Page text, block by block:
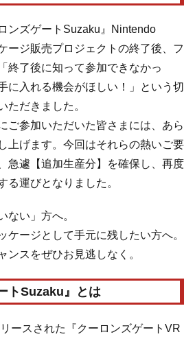
ンズゲートSuzaku』Nintendo
ージ販売プロジェクトの終了後、フ
終了後に知って参加できなかっ
に入れる機会がほしい！」という切
ただきました。
ご参加いただいた皆さまには、あら
上げます。今回はそれらの熱いご要
急遽【追加生産分】を確保し、再度
る運びとなりました。
ない」方へ。
ケージとして手元に残したい方へ。
ンスをぜひお見逃しなく。
トSuzaku』とは
ースされた『クーロンズゲートVR